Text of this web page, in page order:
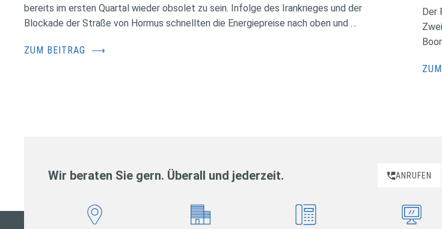
bereits im ersten Quartal wieder obsolet zu sein. Infolge des Irankrieges und der
Blockade der Straße von Hormus schnellten die Energiepreise nach oben und …
ZUM BEITRAG ⟶
Der
Wir beraten Sie gern. Überall und jederzeit. ANRUFEN